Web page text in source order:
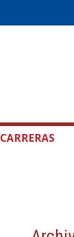
CARRERAS